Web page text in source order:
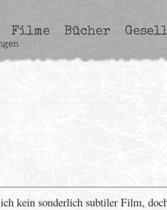
Filme Bücher
kein sonderlich subtiler Film,